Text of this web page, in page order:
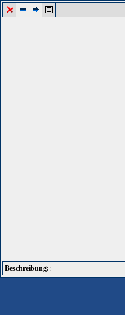
Beschreibung::